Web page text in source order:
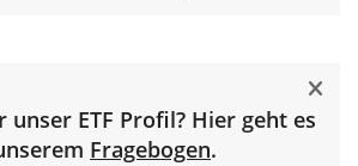
ETF Profil? Hier geht es
Fragebogen.